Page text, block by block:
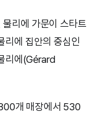
리에 가문이 스타트
리에 집안의 중심인
리에(Gérard
개 매장에서 530